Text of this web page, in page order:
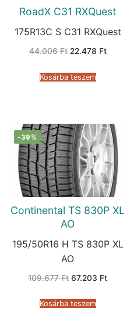
RoadX C31 RXQuest
175R13C S C31 RXQuest
44.006Ft Original
44.006 Ft.
22.478 FtCurrent
Kosárba teszem
-39%
Continental TS 830P XL
AO
195/50R16 H TS 830P XL
AO
109.677Ft Original
109.677 Ft.
67.203 FtCurrent
Kosárba teszem